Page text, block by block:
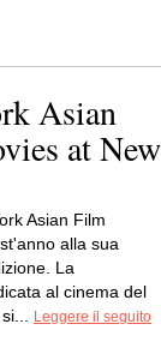
Asian
at New
Asian Film
alla sua
La
al cinema del
Leggere il seguito